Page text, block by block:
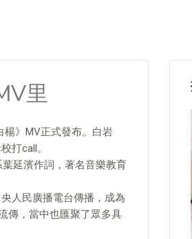
里
楊》MV正式發布。白岩
打call。
延濱作詞，著名音樂教育
人民廣播電台傳播，成為
傳，當中也匯聚了眾多具